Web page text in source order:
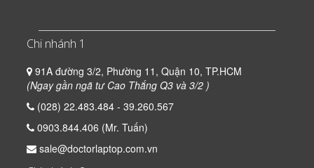
Chi nhánh 1
91A đường 3/2, Phường 11, Quận 10, TP.HCM
(Ngay gần ngã tư Cao Thắng Q3 và 3/2 )
(028) 22.483.484 - 39.260.567
0903.844.406 (Mr. Tuấn)
sale@doctorlaptop.com.vn